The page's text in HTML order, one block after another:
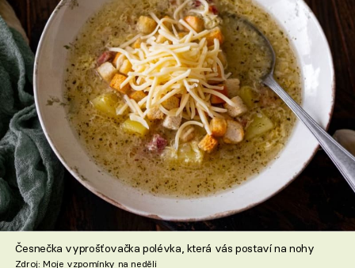
Česnečka vyprošťovačka polévka, která vás postaví na nohy
Zdroj: Moje vzpomínky na neděli